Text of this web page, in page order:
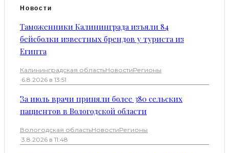
Новости
Таможенники Калининграда изъяли 84
бейсболки известных брендов у туриста из
Египта
Калининградская областьНовостиРегионы
·6.8.2026 в 13:51
За июль врачи приняли более 380 сельских
пациентов в Вологодской области
Вологодская областьНовостиРегионы
·3.8.2026 в 11:48